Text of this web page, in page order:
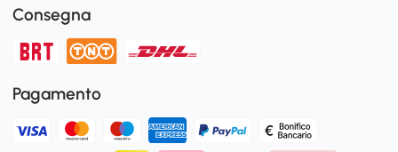
Consegna
Pagamento